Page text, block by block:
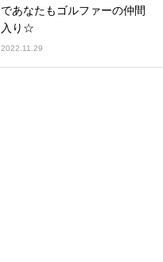
であなたもゴルファーの仲間
入り☆
2022.11.29